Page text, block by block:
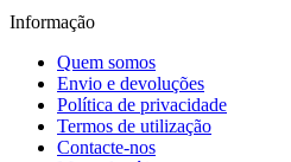
Informação
Quem somos
Envio e devoluções
Política de privacidade
Termos de utilização
Contacte-nos